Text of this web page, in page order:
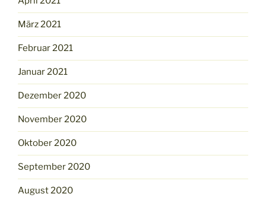
März 2021
Februar 2021
Januar 2021
Dezember 2020
November 2020
Oktober 2020
September 2020
August 2020